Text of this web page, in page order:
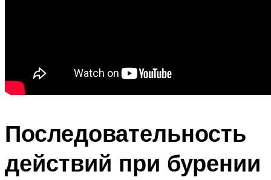
Последовательность
действий при бурении